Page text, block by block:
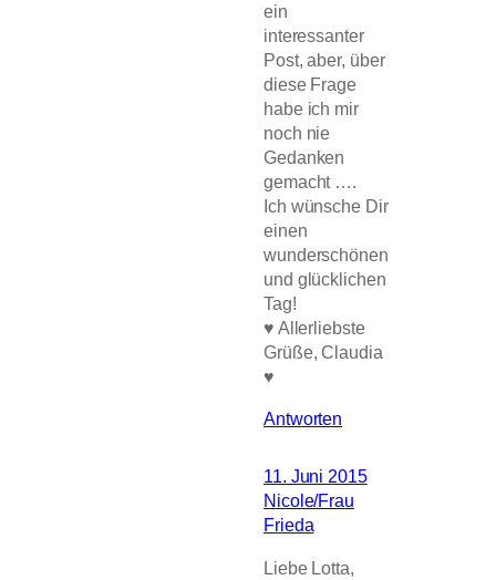
ein
interessanter
Post, aber, über
diese Frage
habe ich mir
noch nie
Gedanken
gemacht ….
Ich wünsche Dir
einen
wunderschönen
und glücklichen
Tag!
♥ Allerliebste
Grüße, Claudia
♥
Antworten
11. Juni 2015
Nicole/Frau
Frieda
Liebe Lotta,